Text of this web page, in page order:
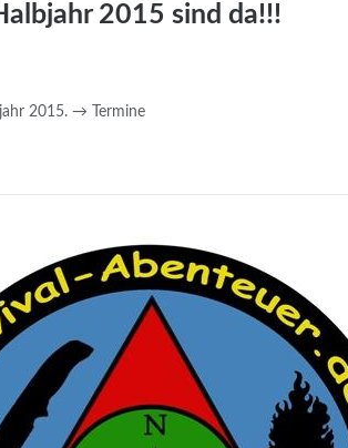
2015 sind da!!!
2015. → Termine